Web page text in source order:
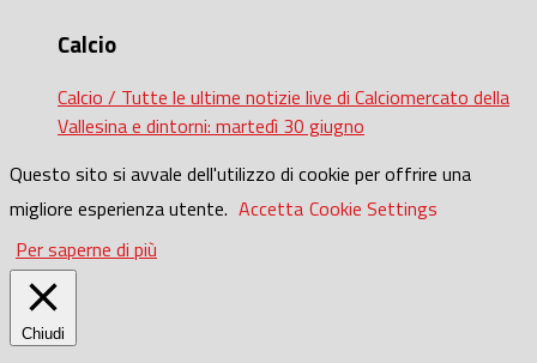
Calcio
Calcio / Tutte le ultime notizie live di Calciomercato della
Vallesina e dintorni: martedì 30 giugno
Questo sito si avvale dell'utilizzo di cookie per offrire una
migliore esperienza utente. Accetta Cookie Settings
Per saperne di più
Chiudi